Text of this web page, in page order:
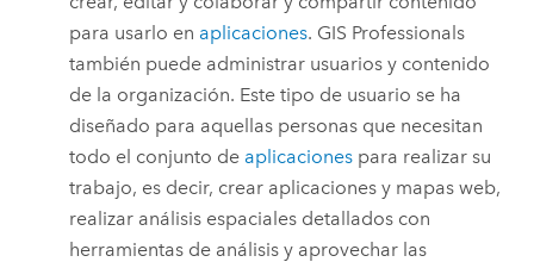
para usarlo en aplicaciones. GIS Professionals
también puede administrar usuarios y contenido
de la organización. Este tipo de usuario se ha
diseñado para aquellas personas que necesitan
todo el conjunto de aplicaciones para realizar su
trabajo, es decir, crear aplicaciones y mapas web,
realizar análisis espaciales detallados con
herramientas de análisis y aprovechar las